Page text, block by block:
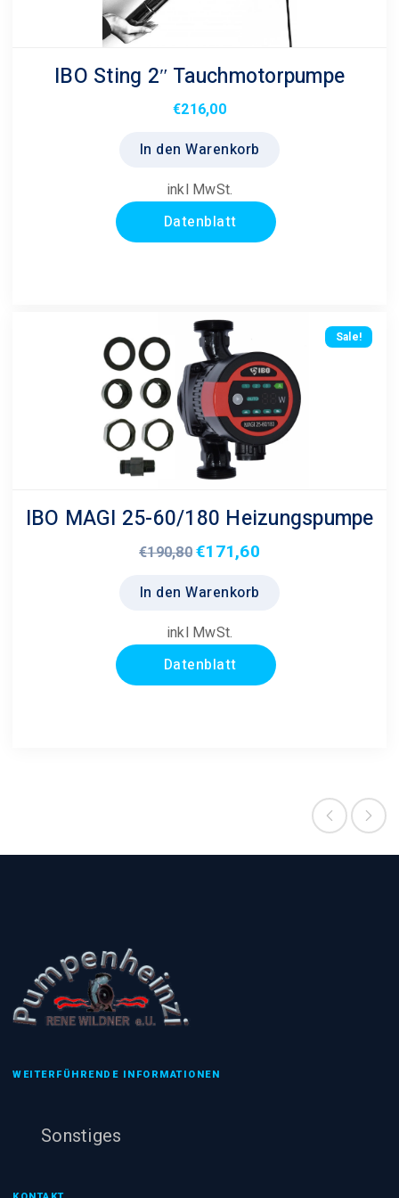
IBO Sting 2″ Tauchmotorpumpe
€216,00
In den Warenkorb
inkl MwSt.
Datenblatt
Sale!
IBO MAGI 25-60/180 Heizungspumpe
€190,80 Ursprünglicher
war:
€171,60Aktueller
In den Warenkorb
inkl MwSt.
Datenblatt
WEITERFÜHRENDE INFORMATIONEN
Sonstiges